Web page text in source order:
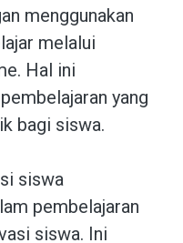
menggunakan
melalui
Hal ini
yang
bagi siswa.
siswa
pembelajaran
siswa. Ini